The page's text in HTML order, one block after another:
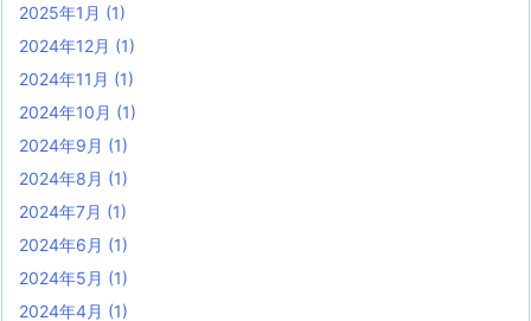
2025年1月 (1)
2024年12月 (1)
2024年11月 (1)
2024年10月 (1)
2024年9月 (1)
2024年8月 (1)
2024年7月 (1)
2024年6月 (1)
2024年5月 (1)
2024年4月 (1)